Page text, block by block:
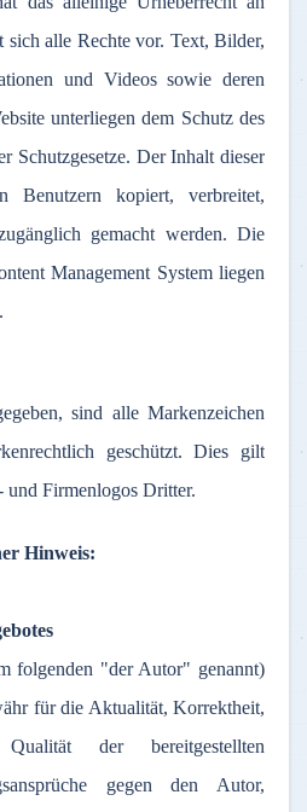
sich alle Rechte vor. Text,Bilder,
und Videossowie deren
unterliegen dem Schutzdes
Schutzgesetze. Der Inhalt dieser
Benutzern kopiert, verbreitet,
gemacht werden. Die
Management System liegen
.
, sind alle Markenzeichen
geschützt. Dies gilt
und Firmenlogos Dritter.
Hinweis:
folgenden "der Autor" genannt)
fürdie Aktualität, Korrektheit,
Qualität der
bereitgestellten
gegen den Autor,